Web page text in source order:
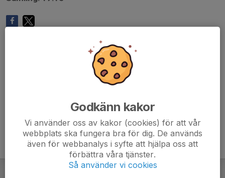
Godkänn kakor
Vi använder oss av kakor (cookies) för att vår
webbplats ska fungera bra för dig. De används
även för webbanalys i syfte att hjälpa oss att
förbättra våra tjänster.
Så använder vi cookies